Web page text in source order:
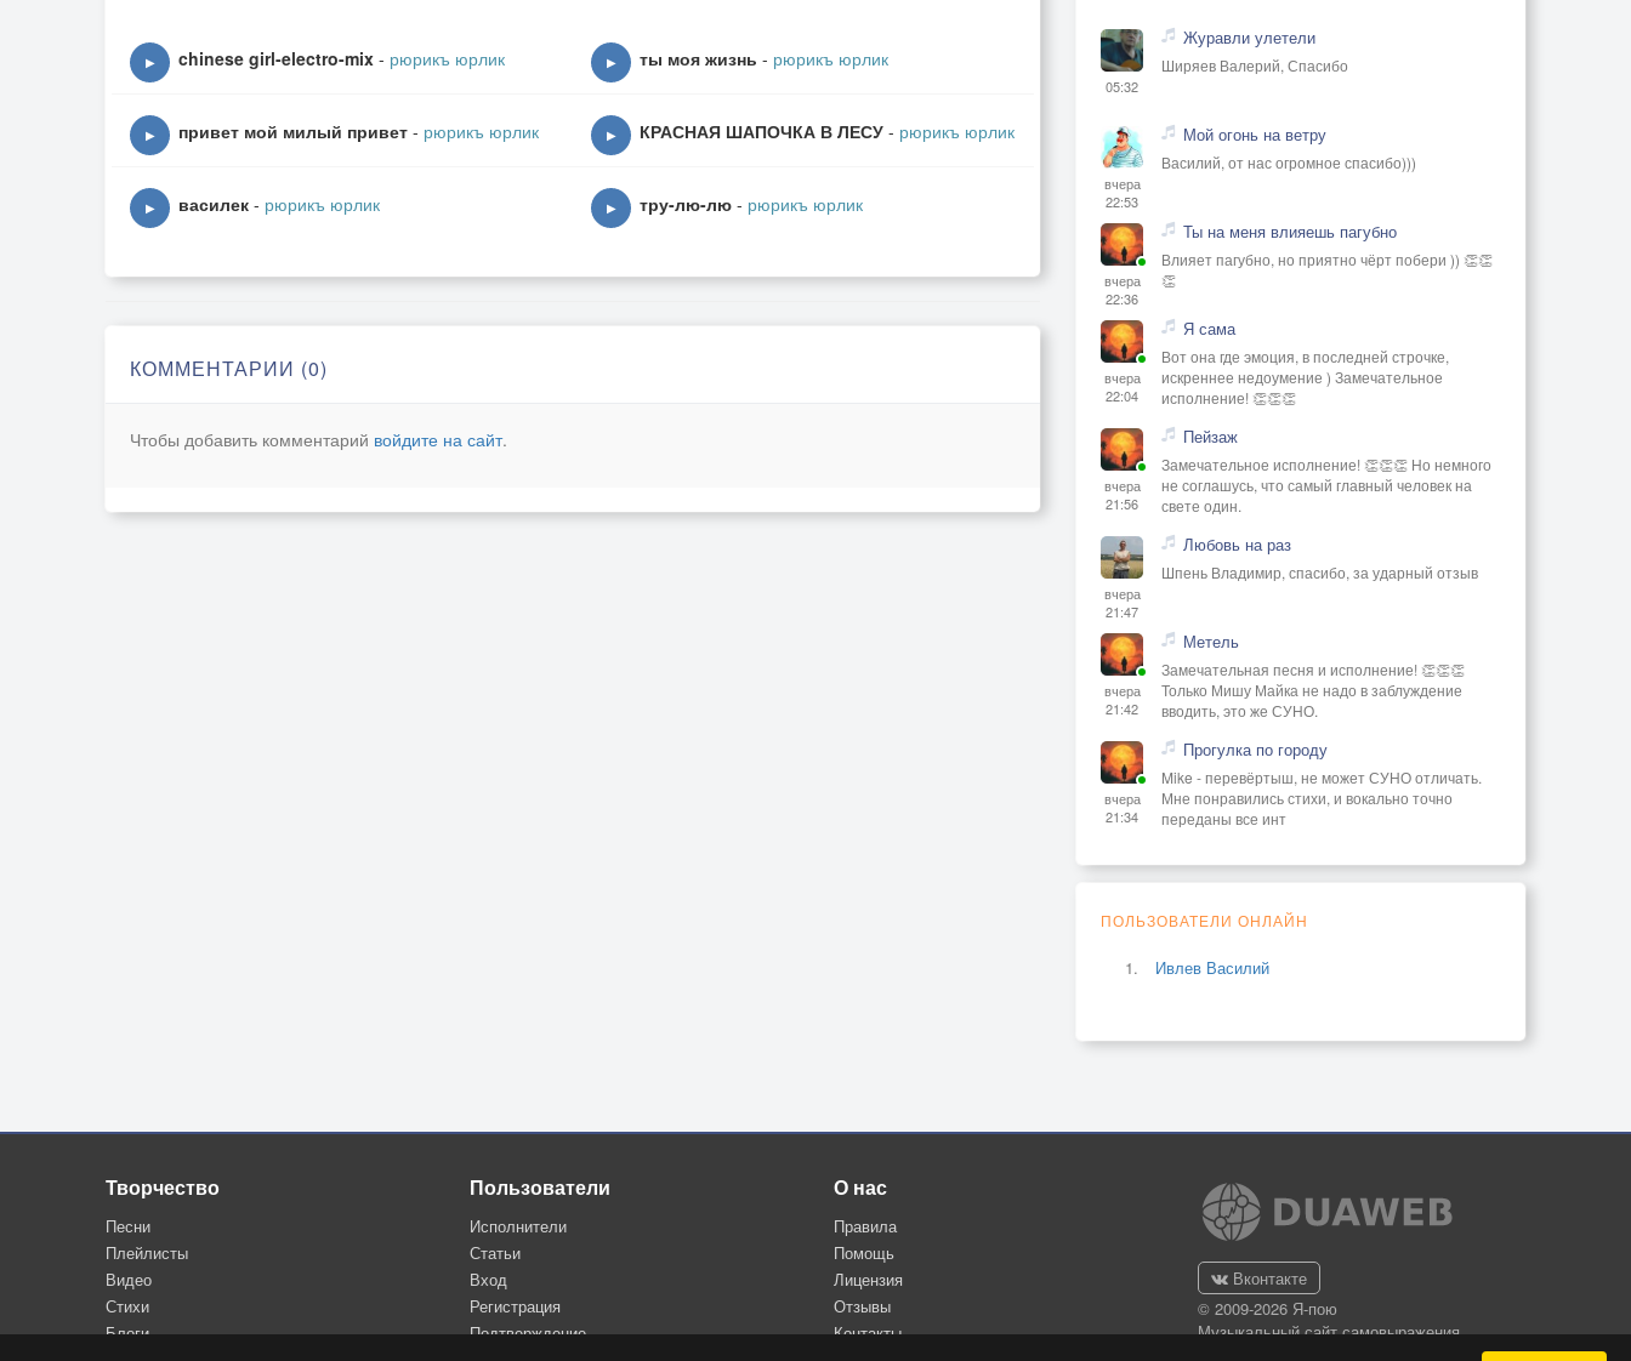
▶ chinese girl-electro-mix - рюрикъ юрлик ▶ ты моя жизнь - рюрикъ юрлик
▶ привет мой милый привет - рюрикъ юрлик ▶ КРАСНАЯ ШАПОЧКА В ЛЕСУ - рюрикъ юрлик
▶ василек - рюрикъ юрлик ▶ тру-лю-лю - рюрикъ юрлик
КОММЕНТАРИИ (0)
Чтобы добавить комментарий войдите на сайт.
05:32
Журавли улетели
Ширяев Валерий, Спасибо
вчера
22:53
Мой огонь на ветру
Василий, от нас огромное спасибо)))
вчера
22:36
Ты на меня влияешь пагубно
Влияет пагубно, но приятно чёрт побери )) 👏👏
👏
вчера
22:04
Я сама
Вот она где эмоция, в последней строчке,
искреннее недоумение ) Замечательное
исполнение! 👏👏👏
вчера
21:56
Пейзаж
Замечательное исполнение! 👏👏👏 Но немного
не соглашусь, что самый главный человек на
свете один.
вчера
21:47
Любовь на раз
Шпень Владимир, спасибо, за ударный отзыв
вчера
21:42
Метель
Замечательная песня и исполнение! 👏👏👏
Только Мишу Майка не надо в заблуждение
вводить, это же СУНО.
вчера
21:34
Прогулка по городу
Mike - перевёртыш, не может СУНО отличать.
Мне понравились стихи, и вокально точно
переданы все инт
ПОЛЬЗОВАТЕЛИ ОНЛАЙН
Ивлев Василий
Творчество
Песни
Плейлисты
Видео
Стихи
Блоги
Пользователи
Исполнители
Статьи
Вход
Регистрация
Подтверждение
О нас
Правила
Помощь
Лицензия
Отзывы
Контакты
Вконтакте
© 2009-2026 Я-пою
Музыкальный сайт самовыражения